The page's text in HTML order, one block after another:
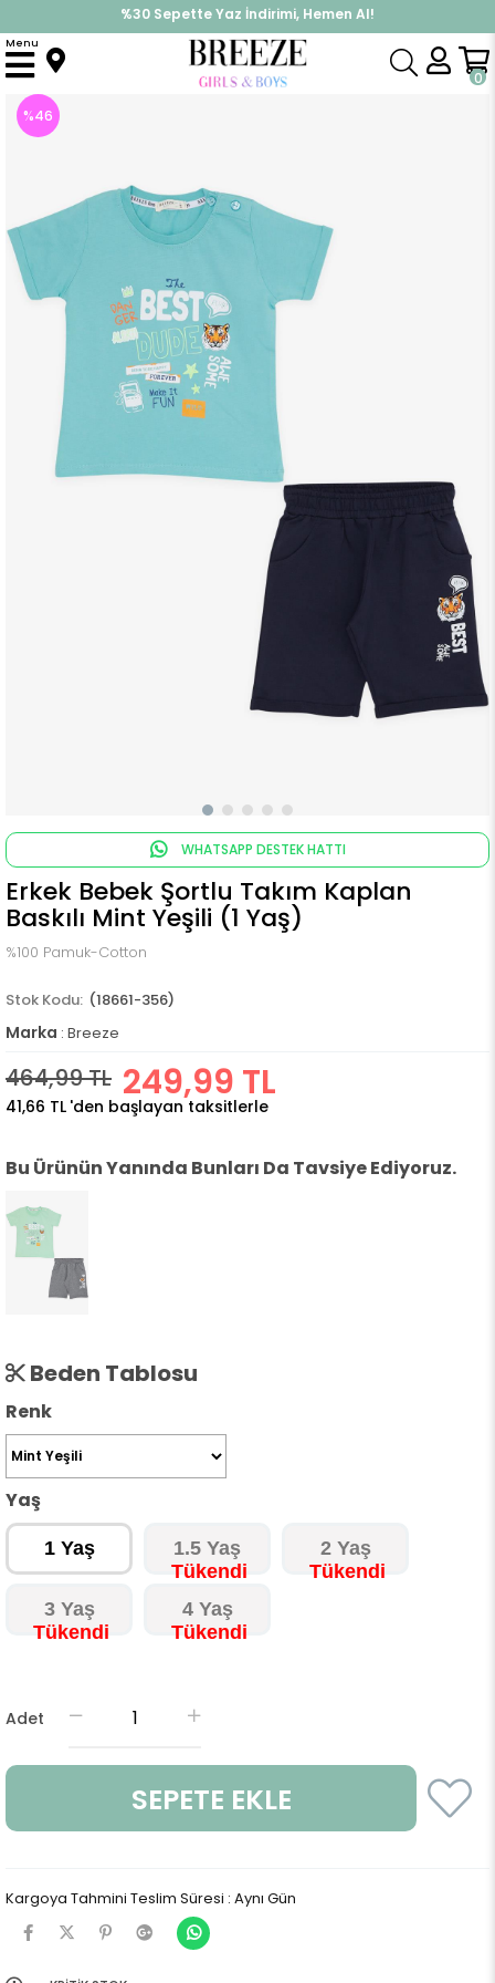
%30 Sepette Yaz İndirimi, Hemen Al!
İndirimlere ek %10 İndirimi Kap, Hemen Üye Ol!
0
Menu
Anasayfa Takımlar Kapri & Şort Takımı Erkek Bebek Şortlu Takım Kaplan Baskılı Mint Yeşili (1 Yaş)
%46
WHATSAPP DESTEK HATTI
Erkek Bebek Şortlu Takım Kaplan
Baskılı Mint Yeşili (1 Yaş)
%100 Pamuk-Cotton
(18661-356)
Marka : Breeze
464,99 TL 249,99 TL
41,66 TL 'den başlayan taksitlerle
Bu Ürünün Yanında Bunları Da Tavsiye Ediyoruz.
Beden Tablosu
Renk
Yaş
1 Yaş 1.5 Yaş 2 Yaş
3 Yaş 4 Yaş
Adet
Kargoya Tahmini Teslim Süresi : Aynı Gün